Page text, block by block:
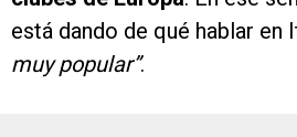
está dando de qué hablar en
muy popular”.